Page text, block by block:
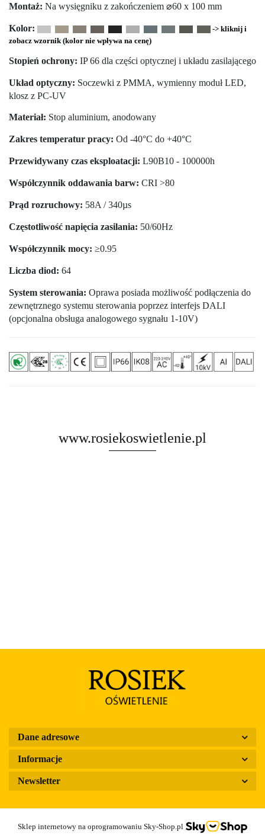
Montaż: Na wysięgniku z zakończeniem ⌀60 x 100 mm
Kolor:
-> kliknij i
zobacz wzornik (kolor nie wpływa na cenę)
Stopień ochrony: IP 66 dla części optycznej i układu zasilającego
Układ optyczny: Soczewki z PMMA, wymienny moduł LED,
klosz z PC-UV
Materiał: Stop aluminium, anodowany
Zakres temperatur pracy: Od -40°C do +40°C
Przewidywany czas eksploatacji: L90B10 - 100000h
Współczynnik oddawania barw: CRI >80
Prąd rozruchowy: 58A / 340µs
Częstotliwość napięcia zasilania: 50/60Hz
Współczynnik mocy: ≥0.95
Liczba diod: 64
System sterowania: Oprawa posiada możliwość podłączenia do
zewnętrznego systemu sterowania poprzez interfejs DALI
(opcjonalna obsługa analogowego sygnału 1-10V)
www.rosiekoswietlenie.pl
Dane adresowe
Informacje
Newsletter
Sklep internetowy na oprogramowaniu Sky-Shop.pl